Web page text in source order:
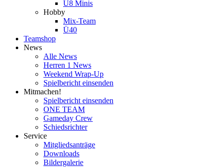
U8 Minis
Hobby
Mix-Team
Ü40
Teamshop
News
Alle News
Herren 1 News
Weekend Wrap-Up
Spielbericht einsenden
Mitmachen!
Spielbericht einsenden
ONE TEAM
Gameday Crew
Schiedsrichter
Service
Mitgliedsanträge
Downloads
Bildergalerie